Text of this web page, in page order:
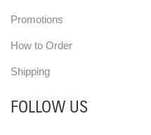
Promotions
How to Order
Shipping
FOLLOW US